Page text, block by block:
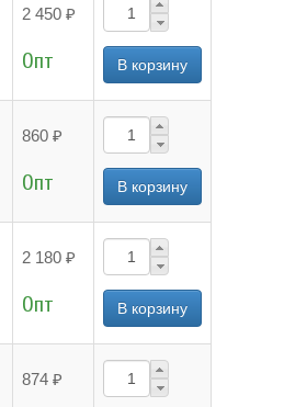
2 450 ₽
Опт
860 ₽
Опт
2 180 ₽
Опт
874 ₽